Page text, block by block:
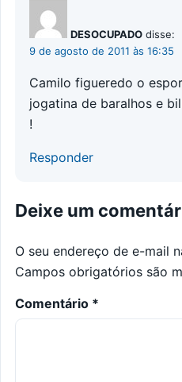
DESOCUPADO disse:
9 de agosto de 2011 às 16:35
Camilo figueredo o
jogatina de baralhos e
!
Responder
Deixe um
O seu endereço de e-mail
Campos obrigatórios são
Comentário *